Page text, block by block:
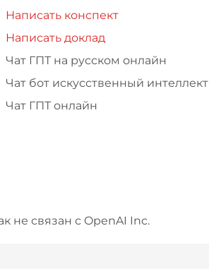
Написать конспект
Написать доклад
Чат ГПТ на русском онлайн
Чат бот искусственный интеллект
Чат ГПТ онлайн
не связан с OpenAI Inc.